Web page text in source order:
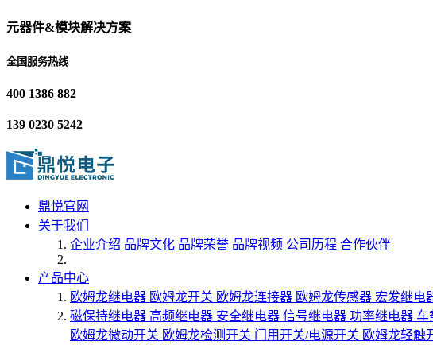
元器件&模块解决方案
全国服务热线
400 1386 882
139 0230 5242
鼎悦官网
关于我们
企业介绍 品牌文化 品牌荣誉 品牌视频 公司历程 合作伙伴
产品中心
欧姆龙继电器 欧姆龙开关 欧姆龙连接器 欧姆龙传感器 宏发继电
磁保持继电器 高频继电器 安全继电器 信号继电器 功率继电器 车
欧姆龙微动开关 欧姆龙检测开关 门用开关/电源开关 欧姆龙轻触